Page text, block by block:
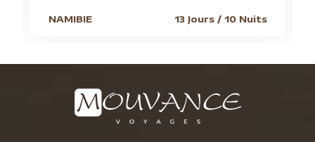
NAMIBIE 13 Jours / 10 Nuits